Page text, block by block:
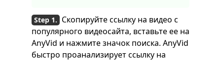
Скопируйте ссылку на видео с
популярного видеосайта, вставьте ее на
AnyVid и нажмите значок поиска. AnyVid
быстро проанализирует ссылку на